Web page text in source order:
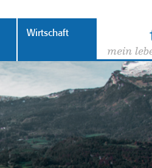
Wirtschaft